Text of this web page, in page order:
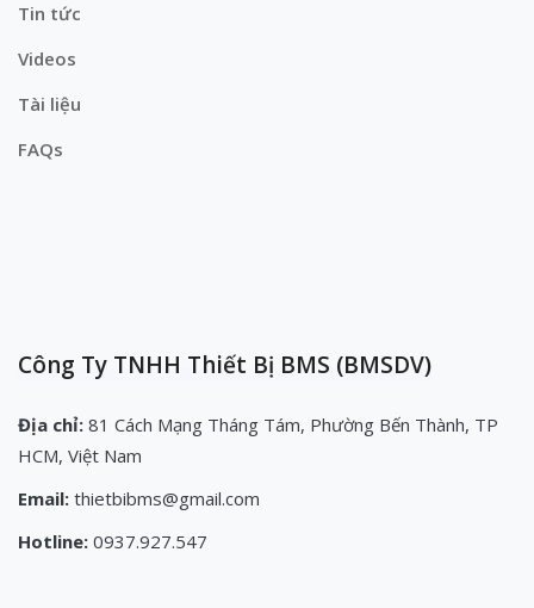
Tin tức
Videos
Tài liệu
FAQs
Công Ty TNHH Thiết Bị BMS (BMSDV)
Địa chỉ: 81 Cách Mạng Tháng Tám, Phường Bến Thành, TP
HCM, Việt Nam
Email: thietbibms@gmail.com
Hotline: 0937.927.547